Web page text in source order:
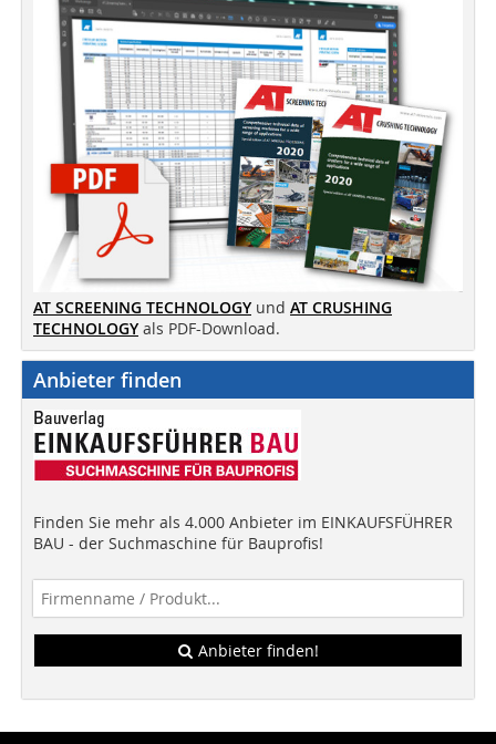
AT SCREENING TECHNOLOGY und AT CRUSHING
TECHNOLOGY als PDF-Download.
Anbieter finden
Finden Sie mehr als 4.000 Anbieter im EINKAUFSFÜHRER
BAU - der Suchmaschine für Bauprofis!
Anbieter finden!